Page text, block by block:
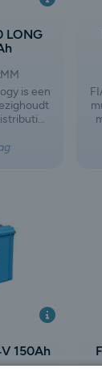
LONG
is een
150Ah